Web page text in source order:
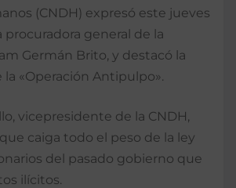
(CNDH) expresó este jueves
procuradora general de la
Germán Brito, y destacó la
«Operación Antipulpo».
vicepresidente de la CNDH,
caiga todo el peso de la ley
del pasado gobierno que
ilícitos.